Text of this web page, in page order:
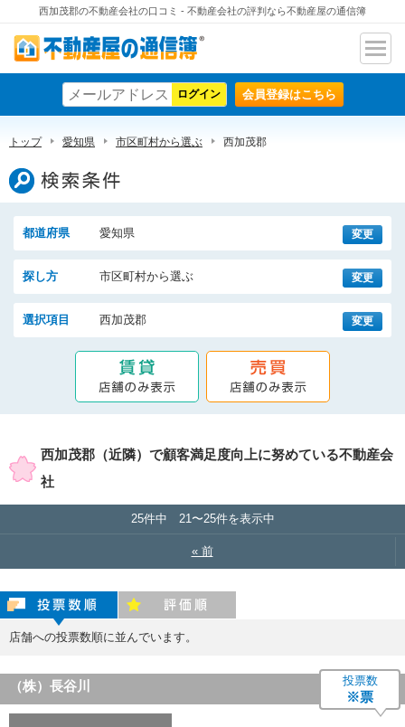
西加茂郡の不動産会社の口コミ - 不動産会社の評判なら不動産屋の通信簿
不動産屋の通信簿
ナビ
ン
会員登録はこちら
トップ 愛知県 市区町村から選ぶ 西加茂郡
検索条件
都道府県 愛知県 変更
探し方 市区町村から選ぶ 変更
選択項目 西加茂郡 変更
西加茂郡（近隣）で顧客満足度向上に努めている不動産会
社
25件中 21〜25件を表示中
« 前
店舗への投票数順に並んでいます。
（株）長谷川 投票数
※票